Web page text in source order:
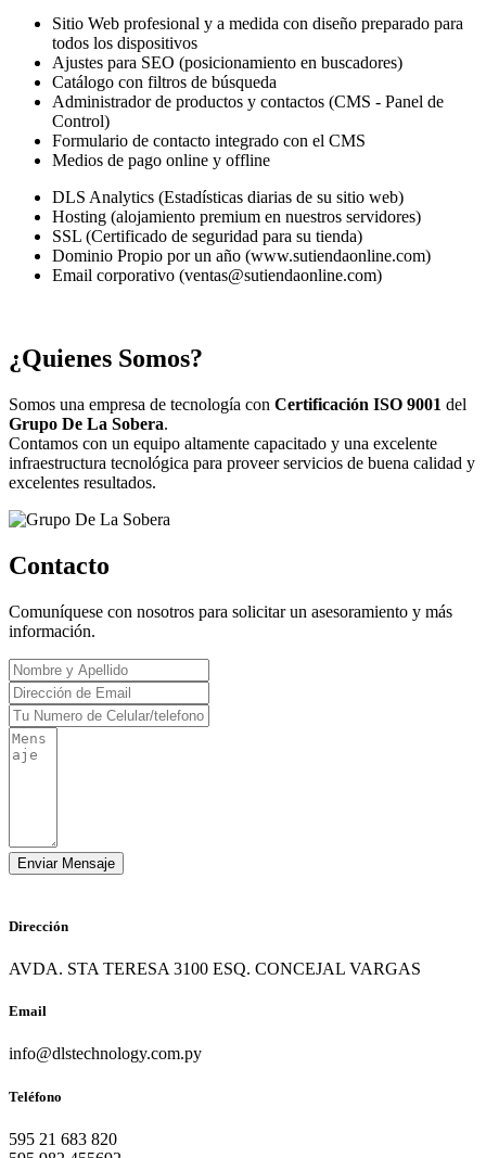
Sitio Web profesional y a medida con diseño preparado para
todos los dispositivos
Ajustes para SEO (posicionamiento en buscadores)
Catálogo con filtros de búsqueda
Administrador de productos y contactos (CMS - Panel de
Control)
Formulario de contacto integrado con el CMS
Medios de pago online y offline
DLS Analytics (Estadísticas diarias de su sitio web)
Hosting (alojamiento premium en nuestros servidores)
SSL (Certificado de seguridad para su tienda)
Dominio Propio por un año (www.sutiendaonline.com)
Email corporativo (ventas@sutiendaonline.com)
¿Quienes Somos?
Somos una empresa de tecnología con Certificación ISO 9001 del
Grupo De La Sobera.
Contamos con un equipo altamente capacitado y una excelente
infraestructura tecnológica para proveer servicios de buena calidad y
excelentes resultados.
Contacto
Comuníquese con nosotros para solicitar un asesoramiento y más
información.
Dirección
AVDA. STA TERESA 3100 ESQ. CONCEJAL VARGAS
Email
info@dlstechnology.com.py
Teléfono
595 21 683 820